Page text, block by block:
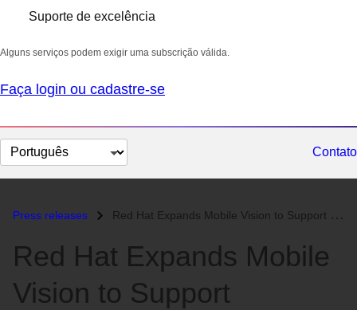
Suporte de excelência
Alguns serviços podem exigir uma subscrição válida.
Faça login ou cadastre-se
Selecionar
idioma
Contato
Press releases Red Hat Expands Mobile Vision to Support Containerized Mobile App Deve...
Red Hat Expands Mobile
Vision to Support